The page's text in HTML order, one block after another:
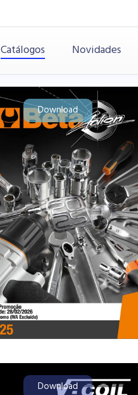
Catálogos Novidades
Download
Download